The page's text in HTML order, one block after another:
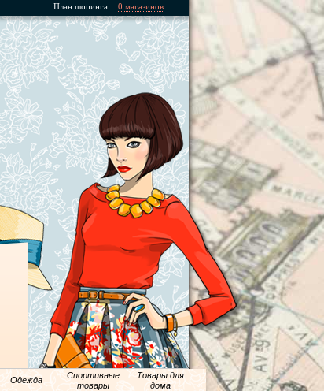
План шопинга: 0 магазинов
Одежда
Спортивные
товары
Товары для
дома